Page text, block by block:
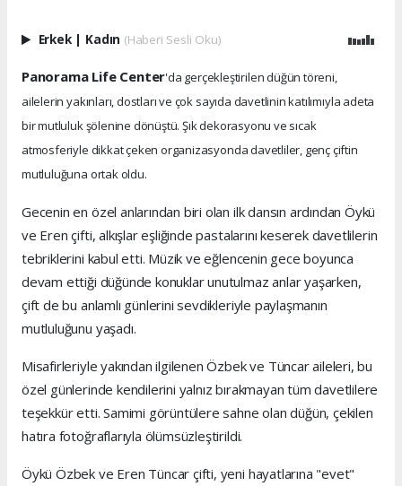
Erkek | Kadın (Haberi Sesli Oku)
Panorama Life Center'da gerçekleştirilen düğün töreni,
ailelerin yakınları, dostları ve çok sayıda davetlinin katılımıyla adeta
bir mutluluk şölenine dönüştü. Şık dekorasyonu ve sıcak
atmosferiyle dikkat çeken organizasyonda davetliler, genç çiftin
mutluluğuna ortak oldu.
Gecenin en özel anlarından biri olan ilk dansın ardından Öykü
ve Eren çifti, alkışlar eşliğinde pastalarını keserek davetlilerin
tebriklerini kabul etti. Müzik ve eğlencenin gece boyunca
devam ettiği düğünde konuklar unutulmaz anlar yaşarken,
çift de bu anlamlı günlerini sevdikleriyle paylaşmanın
mutluluğunu yaşadı.
Misafirleriyle yakından ilgilenen Özbek ve Tüncar aileleri, bu
özel günlerinde kendilerini yalnız bırakmayan tüm davetlilere
teşekkür etti. Samimi görüntülere sahne olan düğün, çekilen
hatıra fotoğraflarıyla ölümsüzleştirildi.
Öykü Özbek ve Eren Tüncar çifti, yeni hayatlarına "evet"